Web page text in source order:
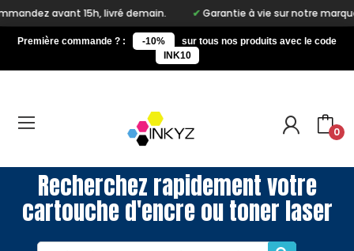
15h, livré demain. Garantie à vie sur notre marque Inkyz
Première commande ? : -10%
sur tous nos produits avec le code
INK10
0
Recherchez rapidement votre
cartouche d'encre ou toner laser